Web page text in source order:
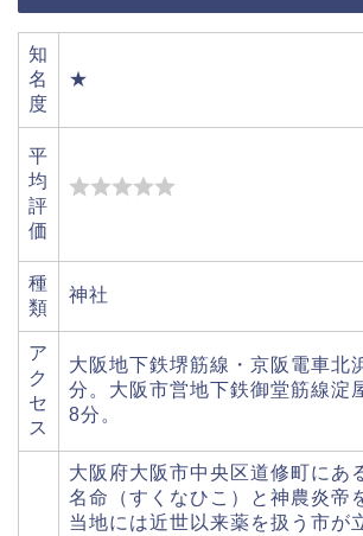
知
名
度
★
平
均
評
価
種
類
神社
ア
ク
セ
ス
大阪地下鉄堺筋線・京阪電車北
分。大阪市営地下鉄御堂筋線淀
8分。
大阪府大阪市中央区道修町にあ
名命（すくなひこ）と神農炎帝
当地には近世以来薬を扱う市が